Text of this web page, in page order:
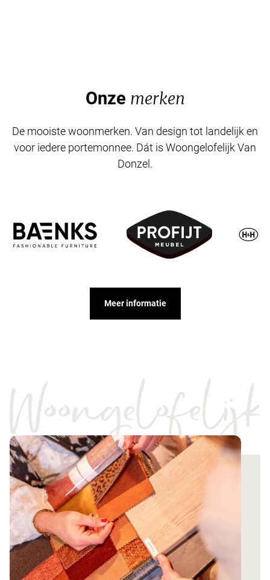
Onze merken
De mooiste woonmerken. Van design tot landelijk en
voor iedere portemonnee. Dát is Woongelofelijk Van
Donzel.
Meer informatie